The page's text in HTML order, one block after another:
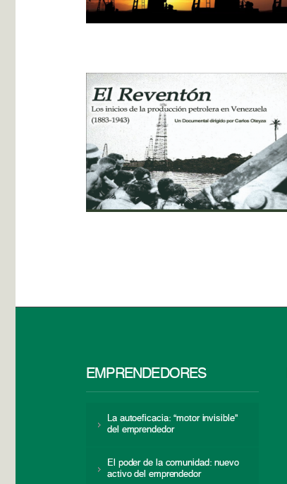
EMPRENDEDORES
La autoeficacia: “motor invisible”
del emprendedor
El poder de la comunidad: nuevo
activo del emprendedor